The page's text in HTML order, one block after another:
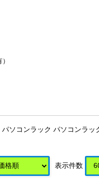
ソコンラック パソコンラッ
表示件数